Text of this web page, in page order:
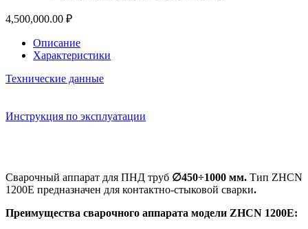
4,500,000.00 ₽
Описание
Характеристики
Технические данные
Инструкция по эксплуатации
Сварочный аппарат для ПНД труб ∅450÷1000 мм. Тип ZHCN
1200Е предназначен для контактно-стыковой сварки.
Преимущества сварочного аппарата модели ZHCN 1200Е: